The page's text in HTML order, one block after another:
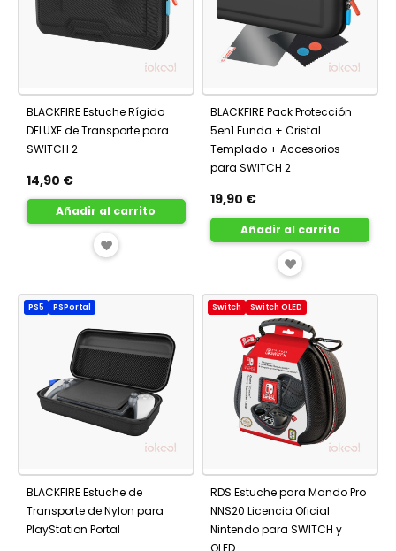
BLACKFIRE Estuche Rígido
DELUXE de Transporte para
SWITCH 2
14,90 €
Añadir al carrito
FAVORITOS
BLACKFIRE Pack Protección
5en1 Funda + Cristal
Templado + Accesorios
para SWITCH 2
19,90 €
Añadir al carrito
FAVORITOS
PS5 PSPortal
BLACKFIRE Estuche de
Transporte de Nylon para
PlayStation Portal
Switch Switch OLED
RDS Estuche para Mando Pro
NNS20 Licencia Oficial
Nintendo para SWITCH y
OLED